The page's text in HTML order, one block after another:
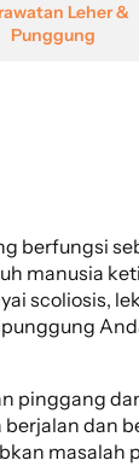
Leher &
Punggung
berfungsi
manusia
scoliosis,
pinggang
dan
masalah